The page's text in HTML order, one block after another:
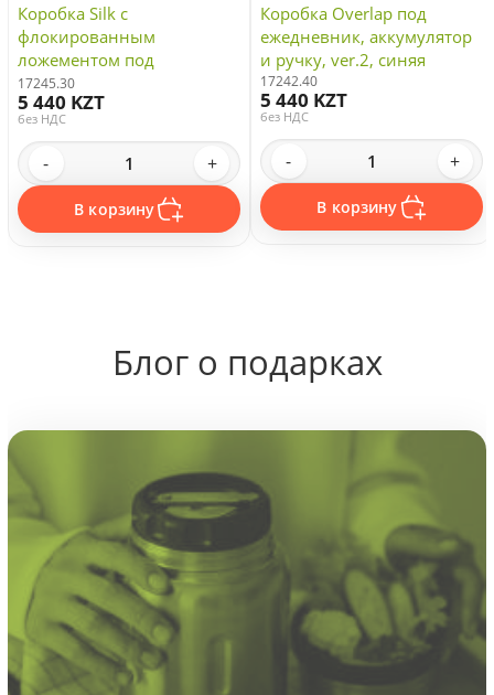
Коробка Silk с
флокированным
ложементом под
ежедневник и ручку, ver. 2,
черная
17245.30
5 440 KZT
без НДС
- +
В корзину
Коробка Overlap под
ежедневник, аккумулятор
и ручку, ver.2, синяя
17242.40
5 440 KZT
без НДС
- +
В корзину
Блог о подарках